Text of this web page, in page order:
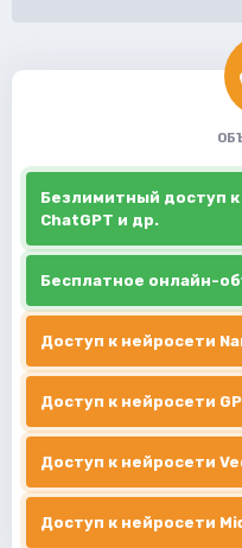
Безлимитный доступ
ChatGPT и др.
Бесплатное онлайн-
Доступ к нейросети
Доступ к нейросети
Доступ к нейросети
Доступ к нейросети